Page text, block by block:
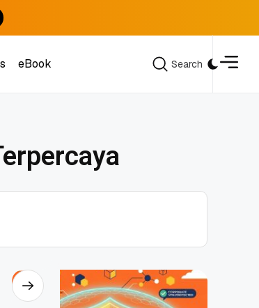
eBook
Search